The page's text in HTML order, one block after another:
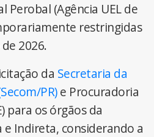
Perobal (Agência UEL de
restringidas
2026.
da Secretaria da
PR)e Procuradoria
para os órgãos da
Indireta, considerando a